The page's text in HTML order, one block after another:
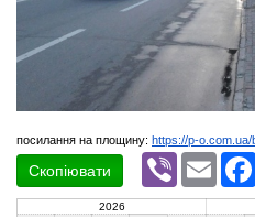
посилання на площину: https://p-o.com.ua/
Скопіювати
Viber Email
2026